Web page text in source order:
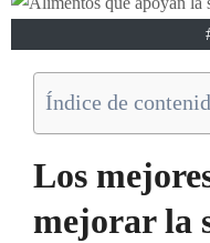
Índice de
Los
mejorar la